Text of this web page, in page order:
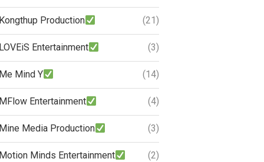
Kongthup Production (21)
LOVEiS Entertainment (3)
Me Mind Y (14)
MFlow Entertainment (4)
Mine Media Production (3)
Motion Minds Entertainment (2)